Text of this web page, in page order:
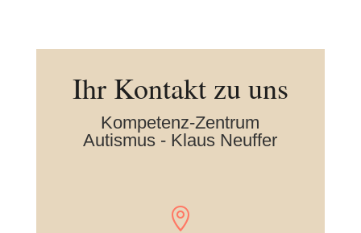
Ihr Kontakt zu uns
Kompetenz-Zentrum
Autismus - Klaus Neuffer
